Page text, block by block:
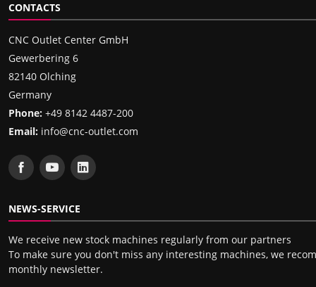
CONTACTS
CNC Outlet Center GmbH
Gewerbering 6
82140 Olching
Germany
Phone: +49 8142 4487-200
Email: info@cnc-outlet.com
NEWS-SERVICE
We receive new stock machines regularly from our partners
To make sure you don't miss any interesting machines, we
monthly newsletter.